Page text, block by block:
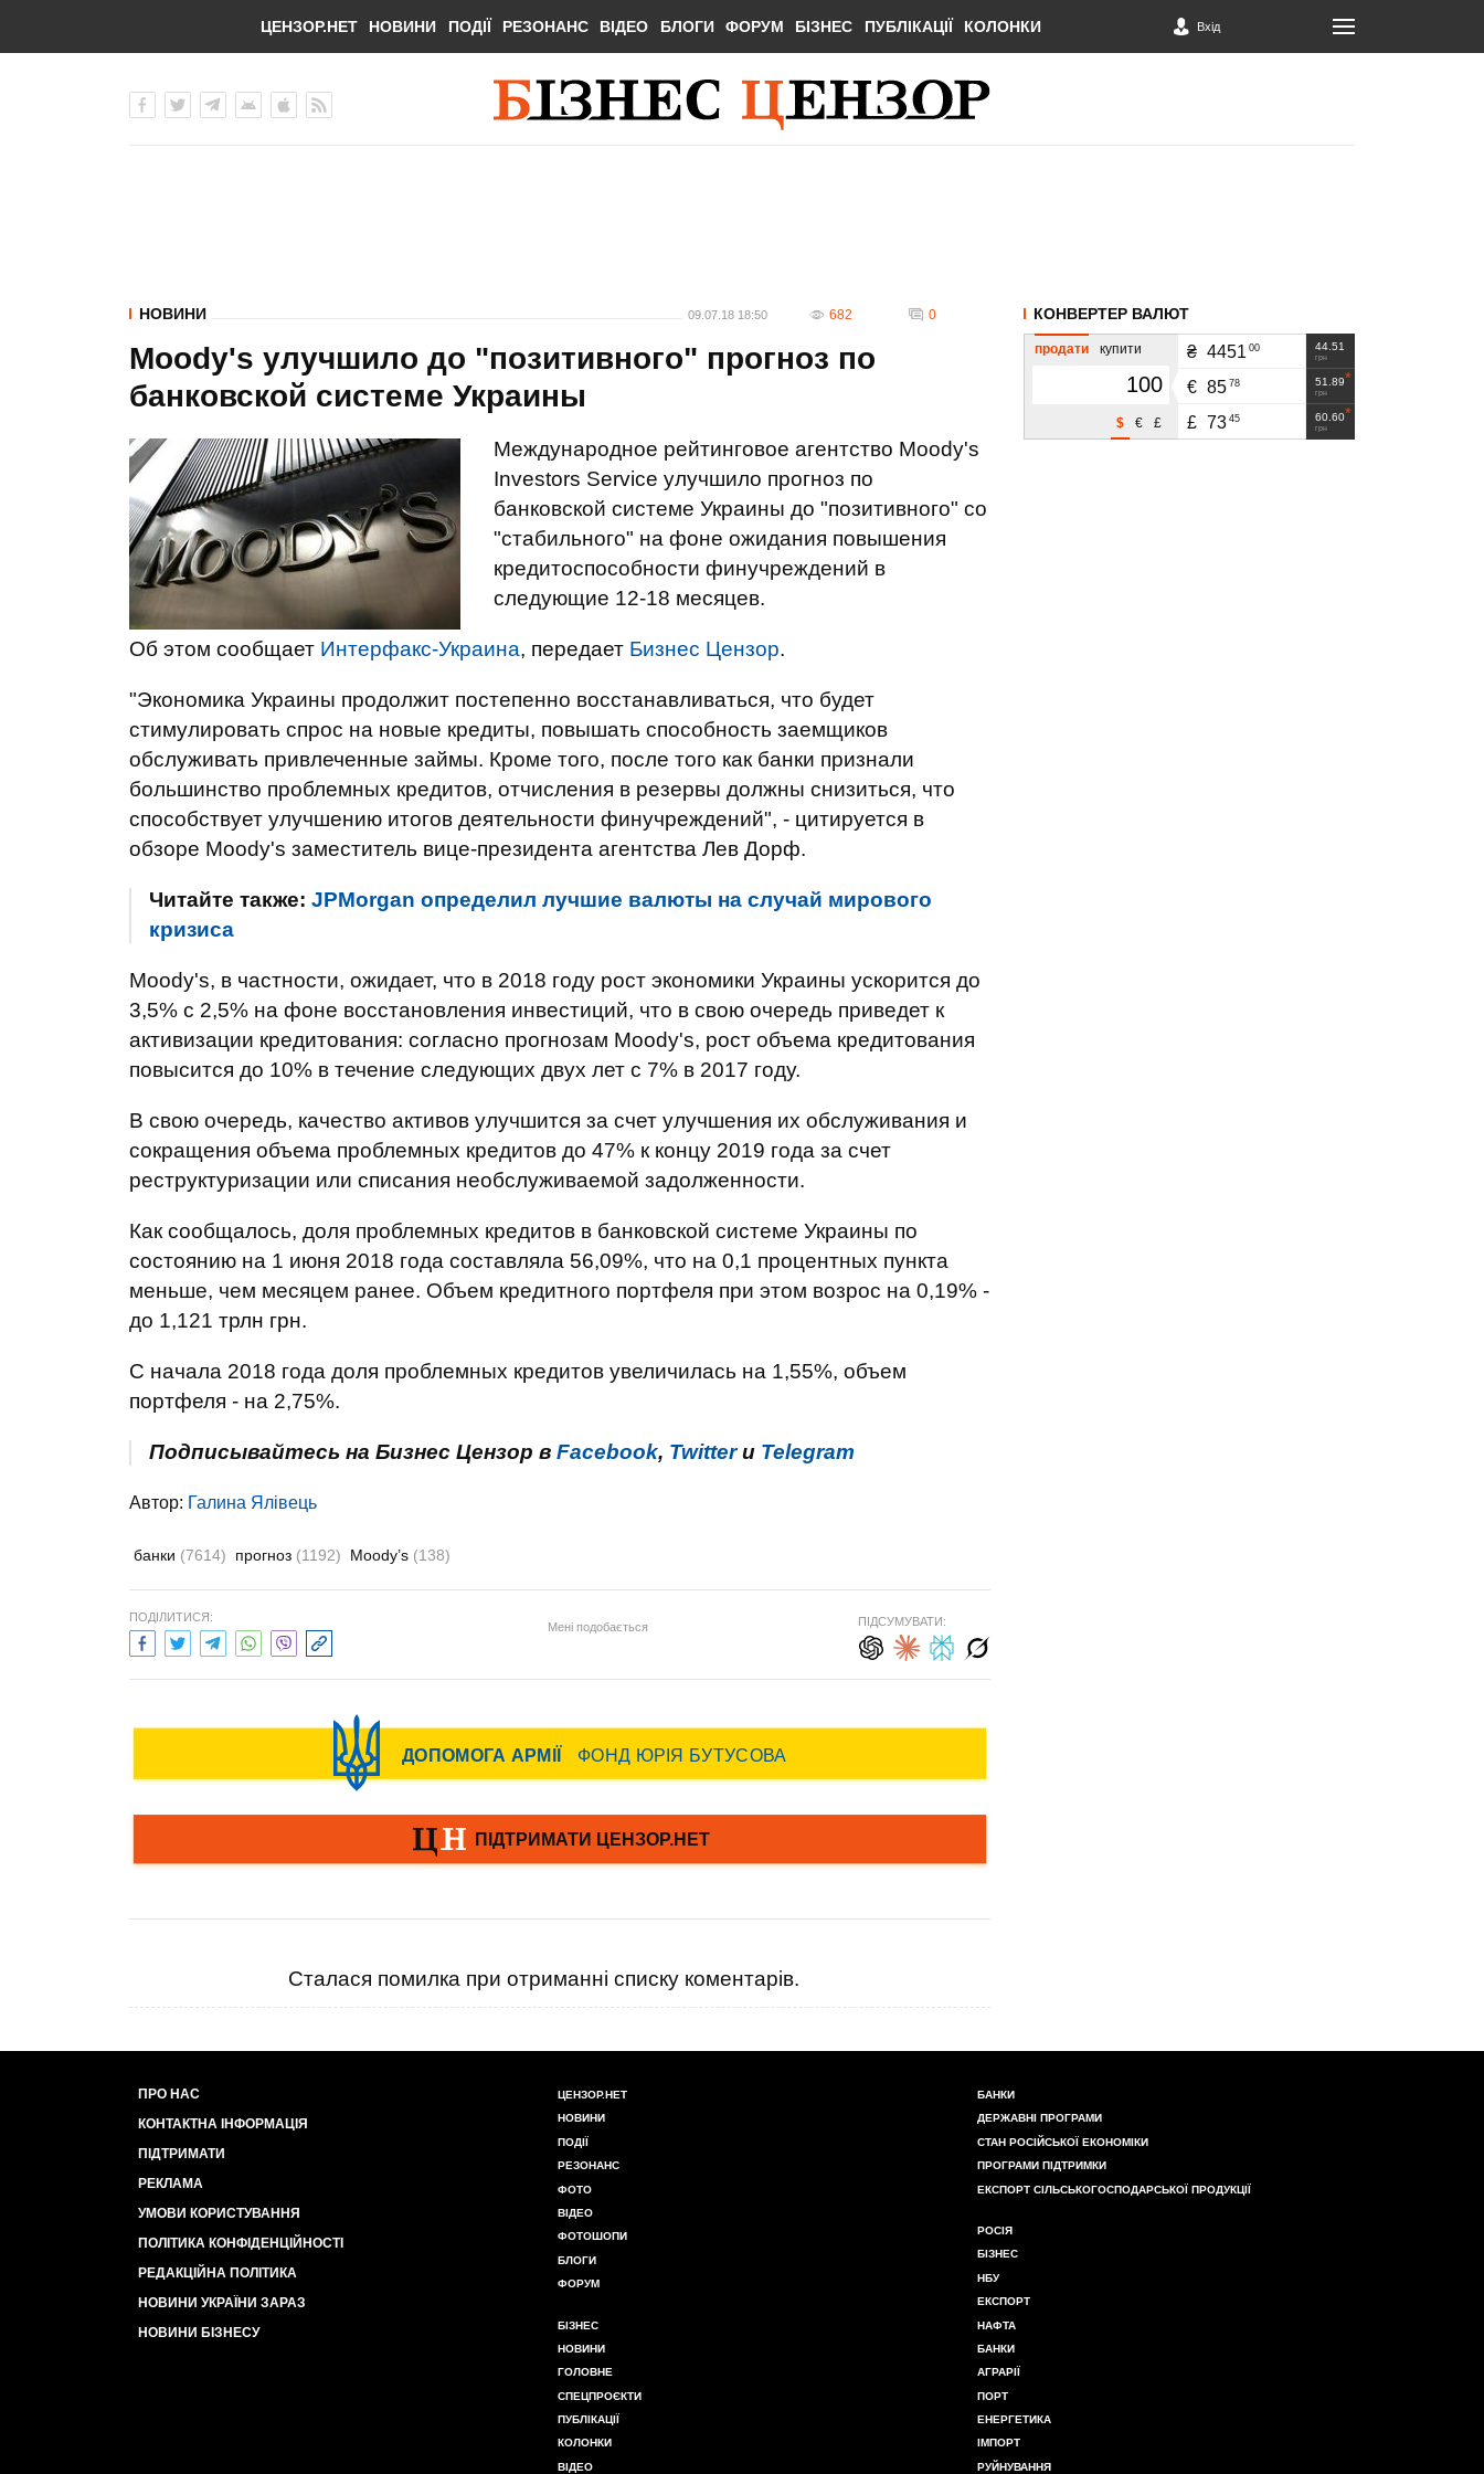
ЦЕНЗОР.НЕТ НОВИНИ ПОДІЇ РЕЗОНАНС ВІДЕО БЛОГИ ФОРУМ БІЗНЕС ПУБЛІКАЦІЇ КОЛОНКИ Вхід
НОВИНИ 09.07.18 18:50 682 0
Moody's улучшило до "позитивного" прогноз по
банковской системе Украины
Международное рейтинговое агентство Moody's
Investors Service улучшило прогноз по
банковской системе Украины до "позитивного" со
"стабильного" на фоне ожидания повышения
кредитоспособности финучреждений в
следующие 12-18 месяцев.
Об этом сообщает Интерфакс-Украина, передает Бизнес Цензор.
"Экономика Украины продолжит постепенно восстанавливаться, что будет
стимулировать спрос на новые кредиты, повышать способность заемщиков
обслуживать привлеченные займы. Кроме того, после того как банки признали
большинство проблемных кредитов, отчисления в резервы должны снизиться, что
способствует улучшению итогов деятельности финучреждений", - цитируется в
обзоре Moody's заместитель вице-президента агентства Лев Дорф.
Читайте также: JPMorgan определил лучшие валюты на случай мирового
кризиса
Moody's, в частности, ожидает, что в 2018 году рост экономики Украины ускорится до
3,5% с 2,5% на фоне восстановления инвестиций, что в свою очередь приведет к
активизации кредитования: согласно прогнозам Moody's, рост объема кредитования
повысится до 10% в течение следующих двух лет с 7% в 2017 году.
В свою очередь, качество активов улучшится за счет улучшения их обслуживания и
сокращения объема проблемных кредитов до 47% к концу 2019 года за счет
реструктуризации или списания необслуживаемой задолженности.
Как сообщалось, доля проблемных кредитов в банковской системе Украины по
состоянию на 1 июня 2018 года составляла 56,09%, что на 0,1 процентных пункта
меньше, чем месяцем ранее. Объем кредитного портфеля при этом возрос на 0,19% -
до 1,121 трлн грн.
С начала 2018 года доля проблемных кредитов увеличилась на 1,55%, объем
портфеля - на 2,75%.
Подписывайтесь на Бизнес Цензор в Facebook, Twitterи Telegram
Автор: Галина Ялівець
банки (7614) прогноз (1192) Moody’s (138)
ПОДІЛИТИСЯ:
Мені подобається ПІДСУМУВАТИ:
Сталася помилка при отриманні списку коментарів.
КОНВЕРТЕР ВАЛЮТ
продати купити
£
€
$
44.51
грн
₴ 4451 00
51.89
грн
€ 85 78
60.60
грн
£ 73 45
ПРО НАС
КОНТАКТНА ІНФОРМАЦІЯ
ПІДТРИМАТИ
РЕКЛАМА
УМОВИ КОРИСТУВАННЯ
ПОЛІТИКА КОНФІДЕНЦІЙНОСТІ
РЕДАКЦІЙНА ПОЛІТИКА
НОВИНИ УКРАЇНИ ЗАРАЗ
НОВИНИ БІЗНЕСУ
ЦЕНЗОР.НЕТ
НОВИНИ
ПОДІЇ
РЕЗОНАНС
ФОТО
ВІДЕО
ФОТОШОПИ
БЛОГИ
ФОРУМ
БІЗНЕС
НОВИНИ
ГОЛОВНЕ
СПЕЦПРОЄКТИ
ПУБЛІКАЦІЇ
КОЛОНКИ
ВІДЕО
БАНКИ
ДЕРЖАВНІ ПРОГРАМИ
СТАН РОСІЙСЬКОЇ ЕКОНОМІКИ
ПРОГРАМИ ПІДТРИМКИ
ЕКСПОРТ СІЛЬСЬКОГОСПОДАРСЬКОЇ ПРОДУКЦІЇ
РОСІЯ
БІЗНЕС
НБУ
ЕКСПОРТ
НАФТА
БАНКИ
АГРАРІЇ
ПОРТ
ЕНЕРГЕТИКА
ІМПОРТ
РУЙНУВАННЯ